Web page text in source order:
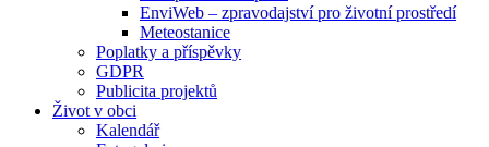
EnviWeb – zpravodajství pro životní prostředí
Meteostanice
Poplatky a příspěvky
GDPR
Publicita projektů
Život v obci
Kalendář